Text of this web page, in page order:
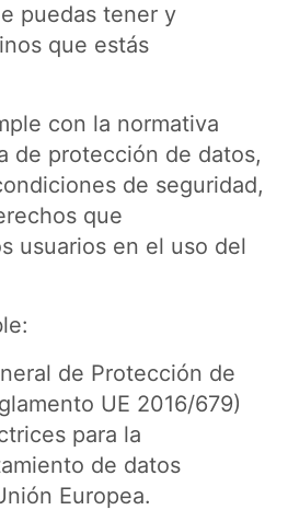
puedas tener y
que estás
con la normativa
de protección de datos,
de seguridad,
que
usuarios en el uso del
de Protección de
UE 2016/679)
para la
de datos
Europea.